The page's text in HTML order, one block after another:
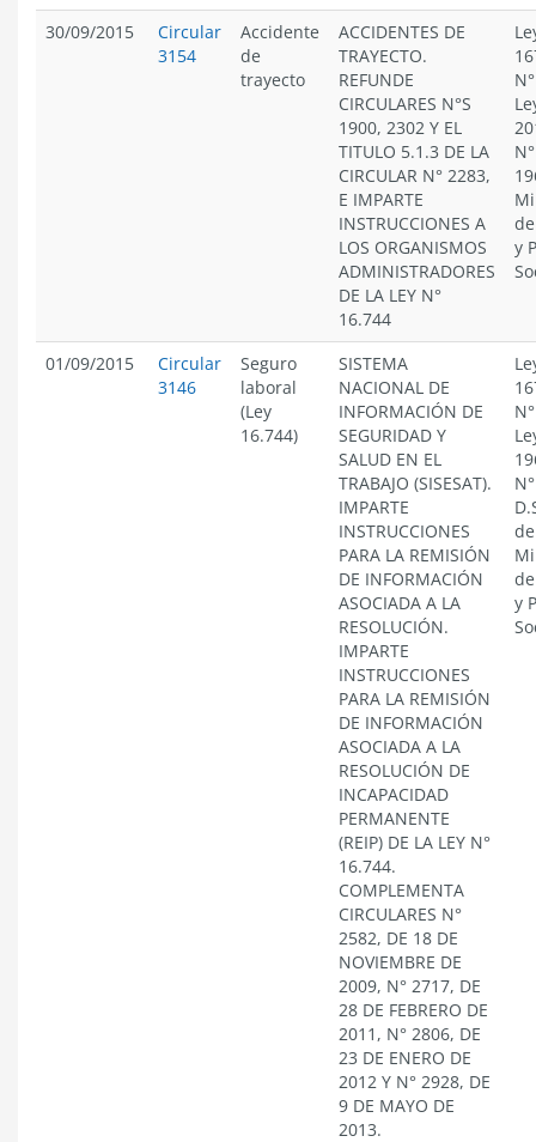
30/09/2015
Circular
3154
Accidente
de
trayecto
ACCIDENTES DE
TRAYECTO.
REFUNDE
CIRCULARES N°S
1900, 2302 Y EL
TITULO 5.1.3 DE LA
CIRCULAR N° 2283,
E IMPARTE
INSTRUCCIONES A
LOS ORGANISMOS
ADMINISTRADORES
DE LA LEY N°
16.744
y
01/09/2015
Circular
3146
Seguro
laboral
(Ley
16.744)
SISTEMA
NACIONAL DE
INFORMACIÓN DE
SEGURIDAD Y
SALUD EN EL
TRABAJO (SISESAT).
IMPARTE
INSTRUCCIONES
PARA LA REMISIÓN
DE INFORMACIÓN
ASOCIADA A LA
RESOLUCIÓN.
IMPARTE
INSTRUCCIONES
PARA LA REMISIÓN
DE INFORMACIÓN
ASOCIADA A LA
RESOLUCIÓN DE
INCAPACIDAD
PERMANENTE
(REIP) DE LA LEY N°
16.744.
COMPLEMENTA
CIRCULARES N°
2582, DE 18 DE
NOVIEMBRE DE
2009, N° 2717, DE
28 DE FEBRERO DE
2011, N° 2806, DE
23 DE ENERO DE
2012 Y N° 2928, DE
9 DE MAYO DE
2013.
y